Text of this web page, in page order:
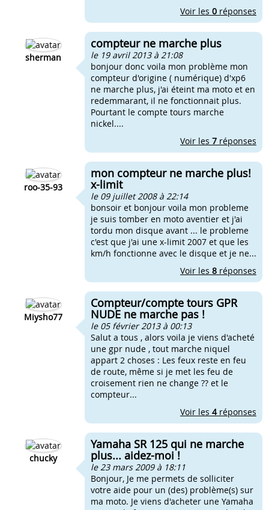
Voir les 0 réponses
sherman
compteur ne marche plus
le 19 avril 2013 à 21:08
bonjour donc voila mon problème mon
compteur d'origine ( numérique) d'xp6
ne marche plus, j'ai éteint ma moto et en
redemmarant, il ne fonctionnait plus.
Pourtant le compte tours marche
nickel....
Voir les 7 réponses
roo-35-93
mon compteur ne marche plus!
x-limit
le 09 juillet 2008 à 22:14
bonsoir et bonjour voila mon probleme
je suis tomber en moto aventier et j'ai
tordu mon disque avant ... le probleme
c'est que j'ai une x-limit 2007 et que les
km/h fonctionne avec le disque et je ne...
Voir les 8 réponses
Miysho77
Compteur/compte tours GPR
NUDE ne marche pas !
le 05 février 2013 à 00:13
Salut a tous , alors voila je viens d'acheté
une gpr nude , tout marche niquel
appart 2 choses : Les feux reste en feu
de route, même si je met les feu de
croisement rien ne change ?? et le
compteur...
Voir les 4réponses
chucky
Yamaha SR 125 qui ne marche
plus... aidez-moi !
le 23 mars 2009 à 18:11
Bonjour, Je me permets de solliciter
votre aide pour un (des) problème(s) sur
ma moto. Je viens d'acheter une Yamaha